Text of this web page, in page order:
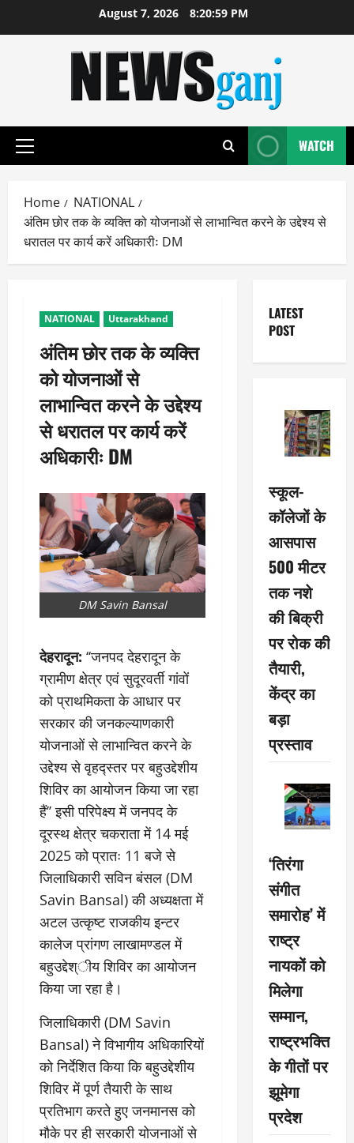
August 7, 2026 8:20:59 PM
Primary
WATCH
Home
NATIONAL
अंतिम छोर तक के व्यक्ति को योजनाओं से लाभान्वित करने के उद्देश्य से
धरातल पर कार्य करें अधिकारीः DM
NATIONAL Uttarakhand
अंतिम छोर तक के व्यक्ति
को योजनाओं से
लाभान्वित करने के उद्देश्य
से धरातल पर कार्य करें
अधिकारीः DM
DM Savin Bansal
देहरादून: ‘‘जनपद देहरादून के
ग्रामीण क्षेत्र एवं सुदूरवर्ती गांवों
को प्राथमिकता के आधार पर
सरकार की जनकल्याणकारी
योजनाओं से लाभान्वित करने के
उद्देश्य से वृहद्स्तर पर बहुउद्देशीय
शिविर का आयोजन किया जा रहा
हैं’’ इसी परिपेक्ष्य में जनपद के
दूरस्थ क्षेत्र चकराता में 14 मई
2025 को प्रातः 11 बजे से
जिलाधिकारी सविन बंसल (DM
Savin Bansal) की अध्यक्षता में
अटल उत्कृष्ट राजकीय इन्टर
कालेज प्रांगण लाखामण्डल में
बहुउद्देश्ीय शिविर का आयोजन
किया जा रहा है।
जिलाधिकारी (DM Savin
Bansal) ने विभागीय अधिकारियों
को निर्देशित किया कि बहुउद्देशीय
शिविर में पूर्ण तैयारी के साथ
प्रतिभाग करते हुए जनमानस को
मौके पर ही सरकारी योजनाओं से
LATEST
POST
स्कूल-
कॉलेजों के
आसपास
500 मीटर
तक नशे
की बिक्री
पर रोक की
तैयारी,
केंद्र का
बड़ा
प्रस्ताव
‘तिरंगा
संगीत
समारोह’ में
राष्ट्र
नायकों को
मिलेगा
सम्मान,
राष्ट्रभक्ति
के गीतों पर
झूमेगा
प्रदेश